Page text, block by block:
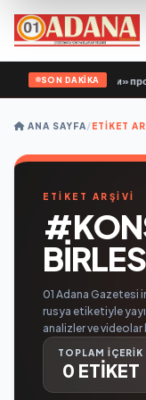
SON DAKİKA
Единой России»
ANA SAYFA/ETIKET
ETİKET ARŞİVİ
01 Adana
rusya etiketiyle
analizler ve
TOPLAM İÇERİK
0 ETİKET